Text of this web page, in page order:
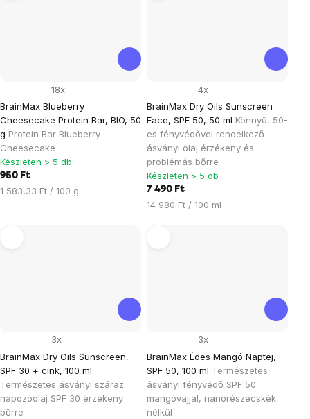
BrainMax Blueberry
Cheesecake Protein Bar, BIO, 50
g Protein Bar Blueberry
Cheesecake
18x
Készleten > 5 db
950 Ft
Egységár:
1 583,33 Ft / 100 g
BrainMax Dry Oils Sunscreen
Face, SPF 50, 50 ml Könnyű, 50-
es fényvédővel rendelkező
ásványi olaj érzékeny és
problémás bőrre
4x
Készleten > 5 db
7 490 Ft
Egységár:
14 980 Ft / 100 ml
BrainMax Dry Oils Sunscreen,
SPF 30 + cink, 100 ml
Természetes ásványi száraz
napozóolaj SPF 30 érzékeny
bőrre
3x
BrainMax Édes Mangó Naptej,
SPF 50, 100 ml Természetes
ásványi fényvédő SPF 50
mangóvajjal, nanorészecskék
nélkül
3x